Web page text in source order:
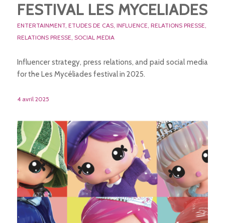
FESTIVAL LES MYCELIADES
ENTERTAINMENT, ETUDES DE CAS, INFLUENCE RELATIONS PRESSE
RELATIONS PRESSE SOCIAL MEDIA
Influencer strategy, press relations, and paid social media
for the Les Mycéliades festival in 2025.
4 avril 2025